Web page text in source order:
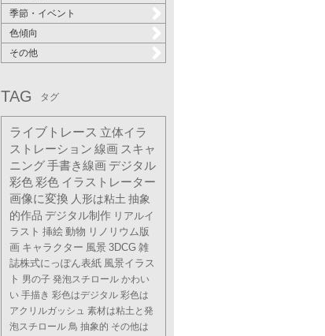
季節・イベント
色傾向
その他
TAG タグ
ライブトレース 立体イラ
ストレーション 線画 スキャ
ニング手書き線画 デジタル
彩色彩色 イラストレーター
画像に変換 人形は粘土 抽象
的作品 デジタル制作 リアルイ
ラスト 挿絵 動物 リノリウム版
画 キャラクター 風景 3DCG 雑
誌株式にっぽん表紙 風景イラス
ト 男の子 発泡スチロール かわい
い 手描き 彩色はデジタル 彩色は
アクリルガッシュ 素材は粘土と発
泡スチロール 鳥 抽象的 その他は